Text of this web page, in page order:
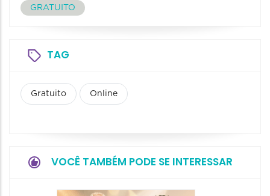
GRATUITO
TAG
Gratuito Online
VOCÊ TAMBÉM PODE SE INTERESSAR